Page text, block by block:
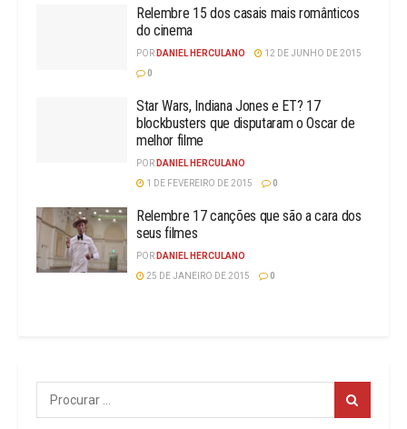
Relembre 15 dos casais mais românticos
do cinema
POR DANIEL HERCULANO
12 DE JUNHO DE 2015
0
Star Wars, Indiana Jones e ET? 17
blockbusters que disputaram o Oscar de
melhor filme
POR DANIEL HERCULANO
1 DE FEVEREIRO DE 2015
0
Relembre 17 canções que são a cara dos
seus filmes
POR DANIEL HERCULANO
25 DE JANEIRO DE 2015
0